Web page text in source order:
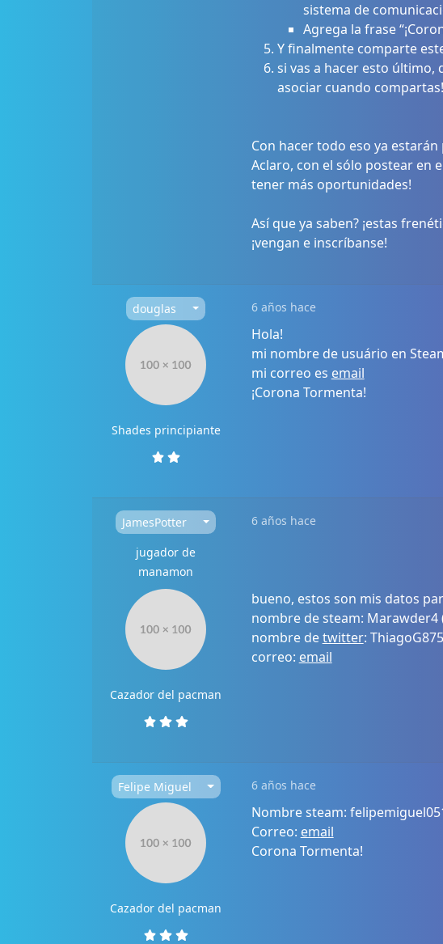
sistema de
Agrega la frase
Y finalmente comparte
si vas a hacer esto
asociar cuando compartas!
Con hacer todo eso ya
Aclaro, con el sólo postear en
tener más oportunidades!
Así que ya saben? ¡estas
¡vengan e inscríbanse!
douglas 6 años hace
Shades principiante
Hola!
mi nombre de usuário en
mi correo es email
¡Corona Tormenta!
JamesPotter
jugador de
manamon
6 años hace
Cazador del pacman
bueno, estos son mis datos
nombre de steam: Marawder4
nombre detwitter:
correo: email
Felipe Miguel 6 años hace
Cazador del pacman
Nombre steam:
Correo: email
Corona Tormenta!